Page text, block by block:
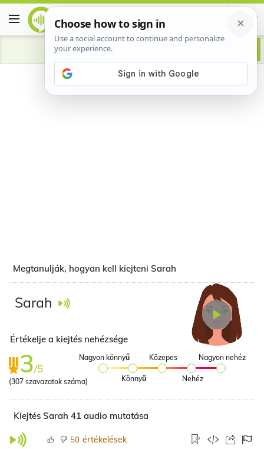
Megtanulják, hogyan kell kiejteni Sarah
Sarah
Értékelje a kiejtés nehézsége
3/5
(307 szavazatok száma)
Nagyon könnyű
Könnyű
Közepes
Nehéz
Nagyon nehéz
Kiejtés Sarah 41 audio mutatása
50 értékelések